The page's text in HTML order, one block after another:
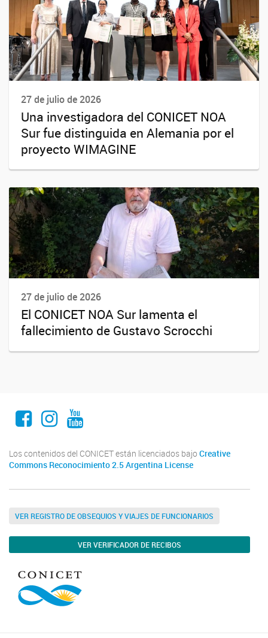
27 de julio de 2026
Una investigadora del CONICET NOA
Sur fue distinguida en Alemania por el
proyecto WIMAGINE
27 de julio de 2026
El CONICET NOA Sur lamenta el
fallecimiento de Gustavo Scrocchi
Facebook
Instagram
Youtube
Los contenidos del CONICET están licenciados bajo Creative
Commons Reconocimiento 2.5 Argentina License
VER REGISTRO DE OBSEQUIOS Y VIAJES DE FUNCIONARIOS
VER VERIFICADOR DE RECIBOS